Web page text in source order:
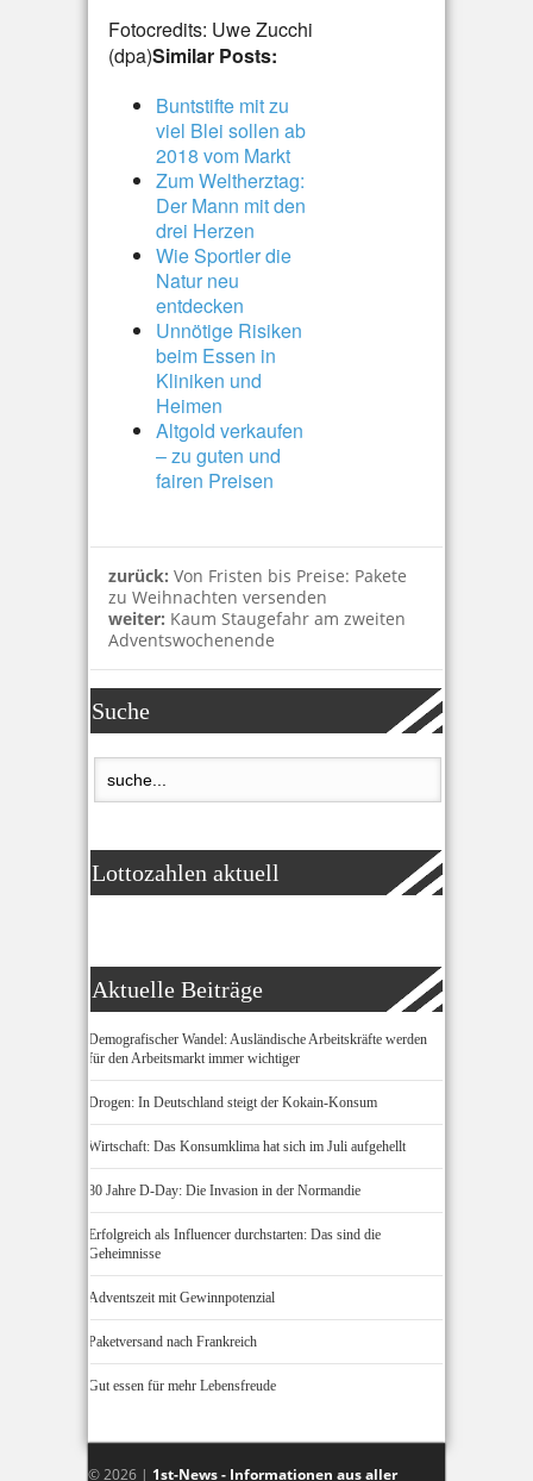
Fotocredits: Uwe Zucchi
(dpa)Similar Posts:
Buntstifte mit zu
viel Blei sollen ab
2018 vom Markt
Zum Weltherztag:
Der Mann mit den
drei Herzen
Wie Sportler die
Natur neu
entdecken
Unnötige Risiken
beim Essen in
Kliniken und
Heimen
Altgold verkaufen
– zu guten und
fairen Preisen
zurück: Von Fristen bis Preise: Pakete
zu Weihnachten versenden
weiter: Kaum Staugefahr am zweiten
Adventswochenende
Suche
Lottozahlen aktuell
Aktuelle Beiträge
Demografischer Wandel: Ausländische Arbeitskräfte werden
für den Arbeitsmarkt immer wichtiger
Drogen: In Deutschland steigt der Kokain-Konsum
Wirtschaft: Das Konsumklima hat sich im Juli aufgehellt
80 Jahre D-Day: Die Invasion in der Normandie
Erfolgreich als Influencer durchstarten: Das sind die
Geheimnisse
Adventszeit mit Gewinnpotenzial
Paketversand nach Frankreich
Gut essen für mehr Lebensfreude
© 2026 | 1st-News - Informationen aus aller